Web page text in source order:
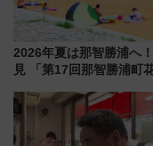
2026年夏は那智勝浦へ
見 「第17回那智勝浦町